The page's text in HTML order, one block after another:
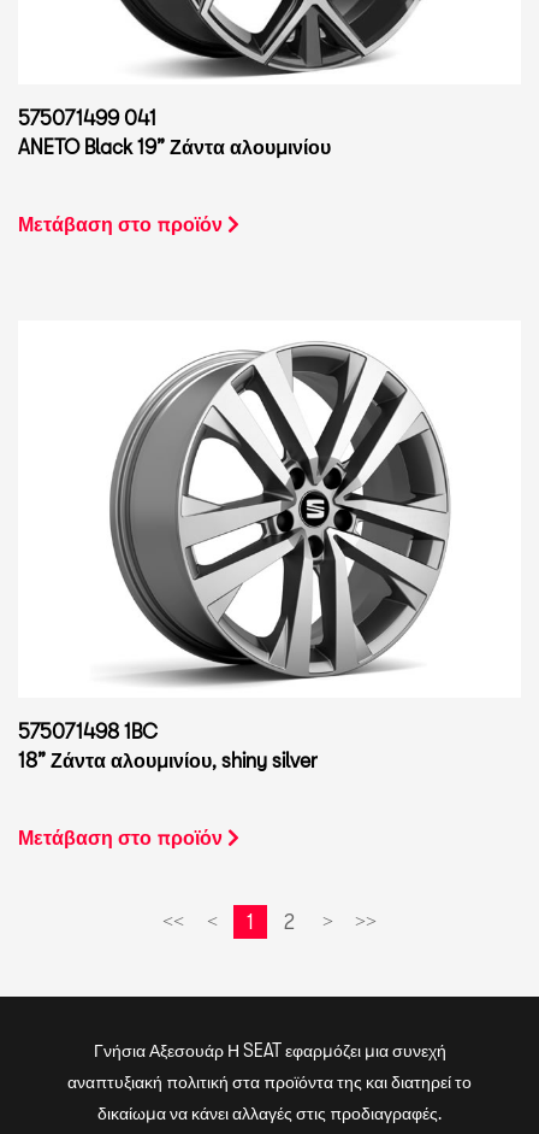
575071499 041
ANETO Black 19” Ζάντα αλουμινίου
Μετάβαση στο προϊόν
575071498 1BC
18” Ζάντα αλουμινίου, shiny silver
Μετάβαση στο προϊόν
<< < 1 2 > >>
Γνήσια Αξεσουάρ Η SEAT εφαρμόζει μια συνεχή
αναπτυξιακή πολιτική στα προϊόντα της και διατηρεί το
δικαίωμα να κάνει αλλαγές στις προδιαγραφές.